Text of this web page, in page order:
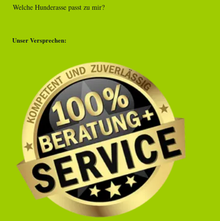
Welche Hunderasse passt zu mir?
Unser Versprechen: